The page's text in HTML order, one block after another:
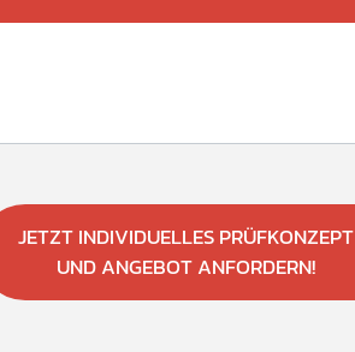
JETZT INDIVIDUELLES PRÜFKONZEPT
UND ANGEBOT ANFORDERN!